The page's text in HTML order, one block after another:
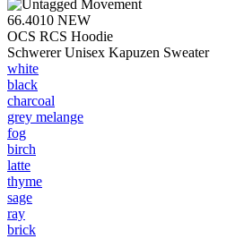
66.4010 NEW
OCS RCS Hoodie
Schwerer Unisex Kapuzen Sweater
white
black
charcoal
grey melange
fog
birch
latte
thyme
sage
ray
brick